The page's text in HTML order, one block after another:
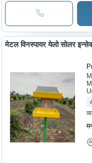
मेटल विनस्पायर येलो सोलर